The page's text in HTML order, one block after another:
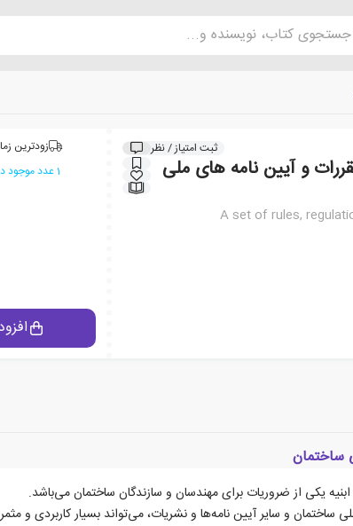
جستجوی کتاب، نویسنده و...
ثبت امتیاز / نظر
و آیین نامه های ملی
A set of rules,
زودترین
1 عدد موجود در انبار ایران کتاب
ساختمان
یکی از ضروریات برای مهندسان و سازندگان ساختمان می‌باشد.
و سایر آیین نامه‌ها و نشریات، می‌تواند بسیار کاربردی و